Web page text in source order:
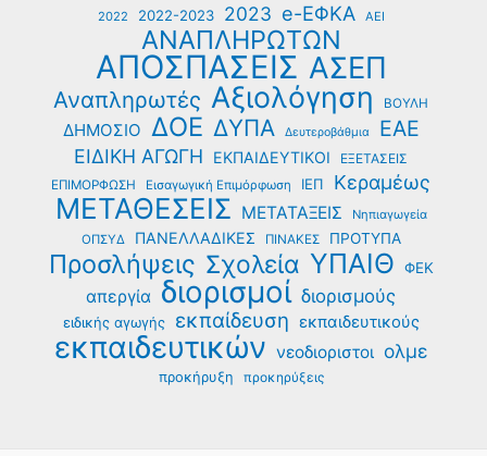
2022 2022-2023 2023 e-ΕΦΚΑ ΑΕΙ
ΑΝΑΠΛΗΡΩΤΩΝ
ΑΠΟΣΠΑΣΕΙΣ ΑΣΕΠ
Αναπληρωτές Αξιολόγηση ΒΟΥΛΗ
ΔΗΜΟΣΙΟ ΔΟΕ ΔΥΠΑ Δευτεροβάθμια ΕΑΕ
ΕΙΔΙΚΗ ΑΓΩΓΗ ΕΚΠΑΙΔΕΥΤΙΚΟΙ ΕΞΕΤΑΣΕΙΣ
ΕΠΙΜΟΡΦΩΣΗ Εισαγωγική Επιμόρφωση ΙΕΠ Κεραμέως
ΜΕΤΑΘΕΣΕΙΣ ΜΕΤΑΤΑΞΕΙΣ
Νηπιαγωγεία
ΟΠΣΥΔ
ΠΑΝΕΛΛΑΔΙΚΕΣ ΠΙΝΑΚΕΣ ΠΡΟΤΥΠΑ
Προσλήψεις Σχολεία ΥΠΑΙΘ ΦΕΚ
απεργία διορισμοί διορισμούς
ειδικής αγωγής εκπαίδευση εκπαιδευτικούς
εκπαιδευτικών νεοδιοριστοι ολμε
προκήρυξη προκηρύξεις